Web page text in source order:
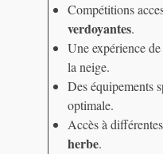
Compétitions
verdoyantes.
Une expérience
la neige.
Des équipements
optimale.
Accès à
herbe.